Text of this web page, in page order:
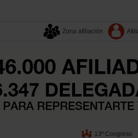
Zona afiliación
13º Congreso